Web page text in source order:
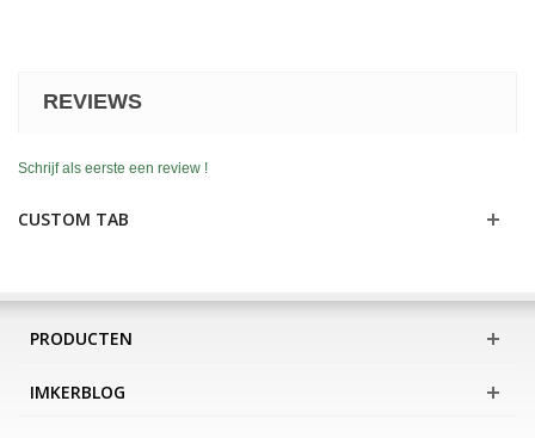
REVIEWS
Schrijf als eerste een review !
CUSTOM TAB
PRODUCTEN
IMKERBLOG